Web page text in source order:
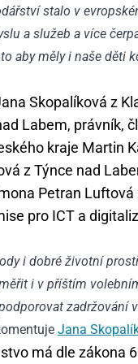
stalo v
a služeb a více
aby měly i naše děti
Skopalíková z
Labem, právník,
kraje Martin
z Týnce nad
Petran
pro ICT a
i dobré životní
i v příštím
zadržování
Jana
má dle zákona